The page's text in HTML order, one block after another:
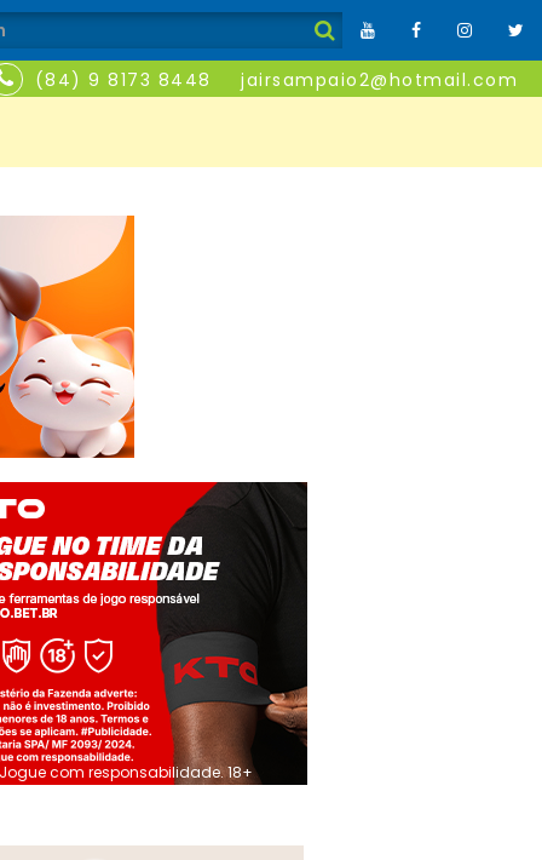
(84) 9 8173 8448 jairsampaio2@hotmail.com
Jogue com responsabilidade. 18+